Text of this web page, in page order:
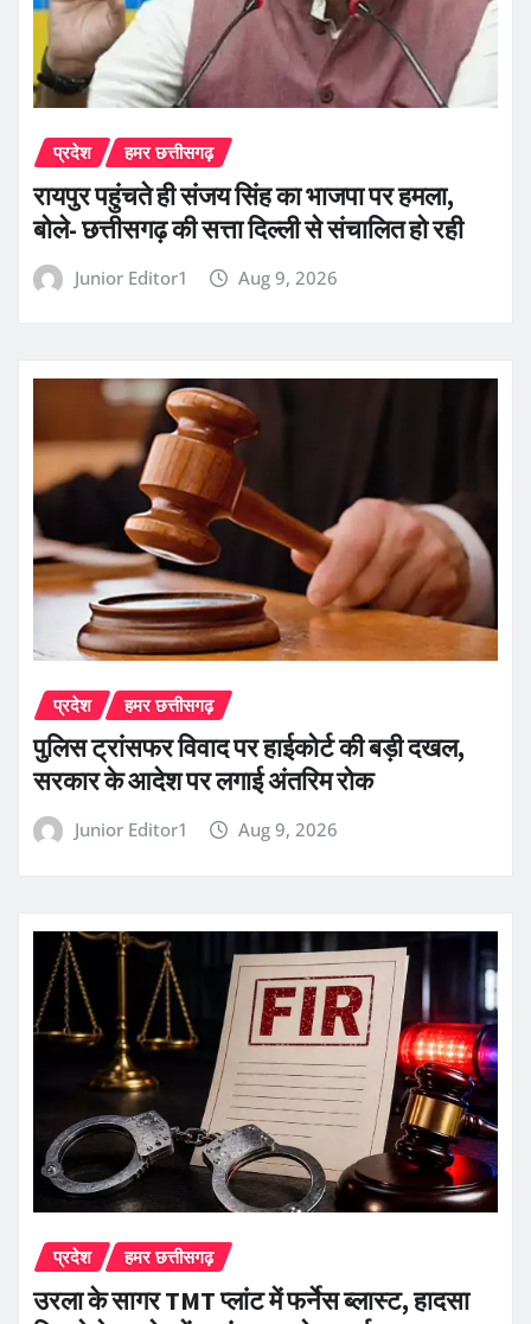
प्रदेश हमर छत्तीसगढ़
रायपुर पहुंचते ही संजय सिंह का भाजपा पर हमला,
बोले- छत्तीसगढ़ की सत्ता दिल्ली से संचालित हो रही
Junior Editor1 Aug 9, 2026
प्रदेश हमर छत्तीसगढ़
पुलिस ट्रांसफर विवाद पर हाईकोर्ट की बड़ी दखल,
सरकार के आदेश पर लगाई अंतरिम रोक
Junior Editor1 Aug 9, 2026
प्रदेश हमर छत्तीसगढ़
उरला के सागर TMT प्लांट में फर्नेस ब्लास्ट, हादसा